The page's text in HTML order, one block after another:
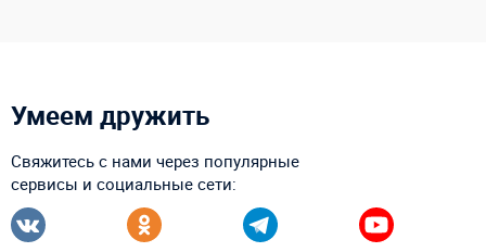
Умеем дружить
Свяжитесь с нами через популярные
сервисы и социальные сети: